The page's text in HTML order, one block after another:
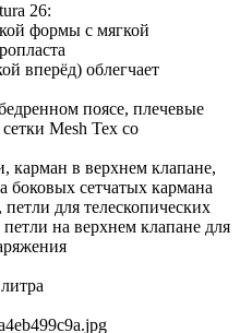
26:
формы с мягкой
вперёд) облегчает
поясе, плечевые
Mesh Tex со
карман в верхнем клапане,
боковых сетчатых кармана
для телескопических
на верхнем клапане для